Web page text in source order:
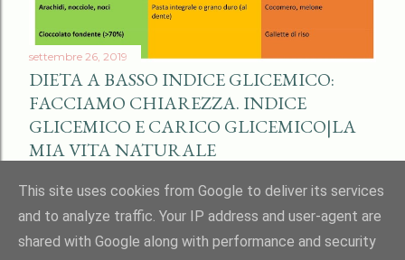
settembre 26, 2019
DIETA A BASSO INDICE GLICEMICO:
FACCIAMO CHIAREZZA. INDICE
GLICEMICO E CARICO GLICEMICO|LA
MIA VITA NATURALE
This site uses cookies from Google to deliver its services
and to analyze traffic. Your IP address and user-agent are
shared with Google along with performance and security